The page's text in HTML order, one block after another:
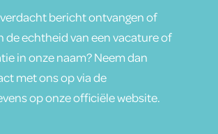
bericht ontvangen of
de echtheid van een vacature of
in onze naam? Neem dan
met ons op via de
op onze officiële website.